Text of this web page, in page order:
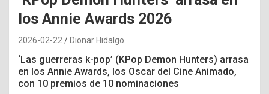
los Annie Awards 2026
2026-02-22 Dionar Hidalgo
‘Las guerreras k-pop’ (KPop Demon Hunters) arrasa
en los Annie Awards, los Oscar del Cine Animado,
con 10 premios de 10 nominaciones